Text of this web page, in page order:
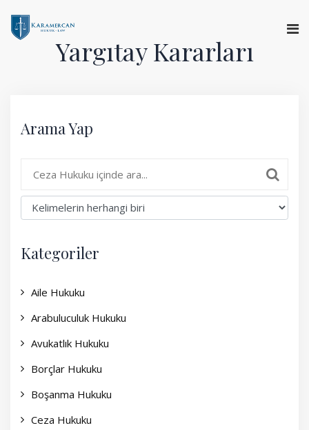
Uzman Görüşü
Yargıtay Kararları
Basında Biz
Yargıtay Kararları
Arama Yap
Kategoriler
Aile Hukuku
Arabuluculuk Hukuku
Avukatlık Hukuku
Borçlar Hukuku
Boşanma Hukuku
Ceza Hukuku